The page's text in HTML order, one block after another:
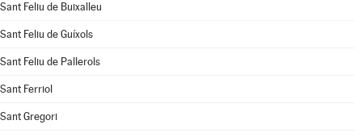
Sant Feliu de Buixalleu
Sant Feliu de Guíxols
Sant Feliu de Pallerols
Sant Ferriol
Sant Gregori